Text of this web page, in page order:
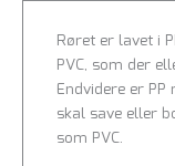
Røret er lavet i
PVC, som der
Endvidere er
skal save eller
som PVC.